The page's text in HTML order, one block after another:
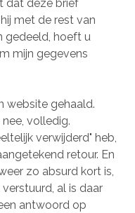
dat deze brief
met de rest van
gedeeld, hoeft u
mijn gegevens
website gehaald.
volledig.
verwijderd" heb,
retour. En
zo absurd kort is,
al is daar
antwoord op